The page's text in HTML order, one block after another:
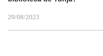
29/08/2023